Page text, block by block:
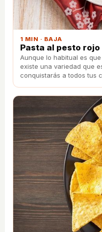
1 MIN · BAJA
Pasta al pesto rojo
Aunque lo habitual es
existe una variedad que
conquistarás a todos tus